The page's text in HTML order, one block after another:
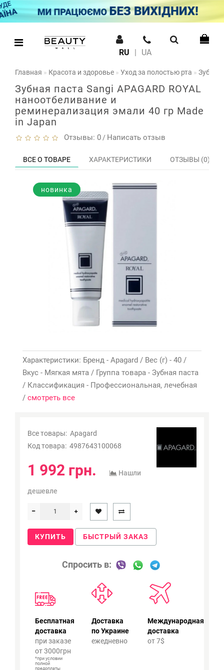
RU | UA
Главная Красота и здоровье Уход за полостью рта Зубная
Зубная паста Sangi APAGARD ROYAL
наноотбеливание и
реминерализация эмали 40 гр Made
in Japan
Отзывы: 0 / Написать отзыв
ВСЕ О ТОВАРЕ ХАРАКТЕРИСТИКИ ОТЗЫВЫ (0)
новинка
Характеристики: Бренд - Apagard / Вес (г) - 40 /
Вкус - Мягкая мята / Группа товара - Зубная паста
/ Классификация - Профессиональная, лечебная
/ смотреть все
Все товары: Apagard
Код товара: 4987643100068
1 992 грн. Нашли
дешевле
КУПИТЬ БЫСТРЫЙ ЗАКАЗ
Спросить в:
Бесплатная
доставка
при заказе
от 3000грн
*при условии
полной
предоплаты
Доставка
по Украине
ежедневно
Международная
доставка
от 7$